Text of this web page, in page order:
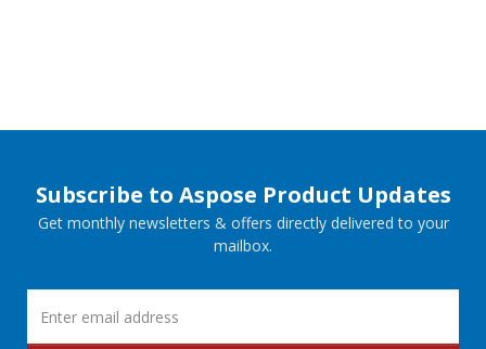
Subscribe to Aspose Product Updates
Get monthly newsletters & offers directly delivered to your
mailbox.